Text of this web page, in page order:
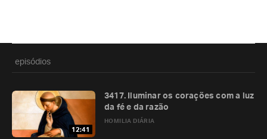
episódios
12:41
HOMILIA DIÁRIA
3417. Iluminar os corações com a luz
da fé e da razão